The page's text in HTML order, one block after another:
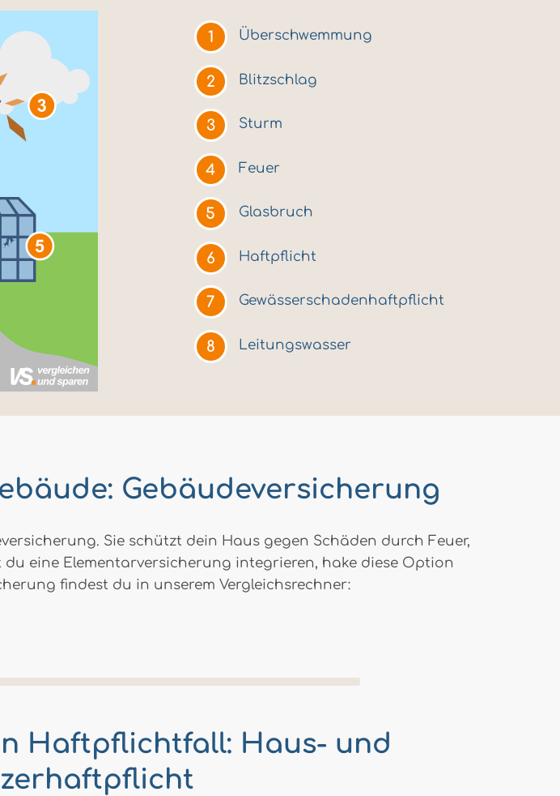
Überschwemmung
Blitzschlag
Sturm
Feuer
Glasbruch
Haftpflicht
Gewässerschadenhaftpflicht
Leitungswasser
Gebäudeversicherung
Sie schützt dein Haus gegen Schäden durch Feuer,
eine Elementarversicherung integrieren, hake diese Option
findest du in unserem Vergleichsrechner:
Haftpflichtfall: Haus- und